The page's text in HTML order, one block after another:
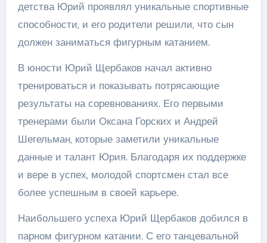
детства Юрий проявлял уникальные спортивные
способности, и его родители решили, что сын
должен заниматься фигурным катанием.
В юности Юрий Щербаков начал активно
тренироваться и показывать потрясающие
результаты на соревнованиях. Его первыми
тренерами были Оксана Горских и Андрей
Шегельман, которые заметили уникальные
данные и талант Юрия. Благодаря их поддержке
и вере в успех, молодой спортсмен стал все
более успешным в своей карьере.
Наибольшего успеха Юрий Щербаков добился в
парном фигурном катании. С его танцевальной